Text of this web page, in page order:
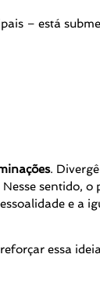
– está
.
sentido,
e a
essa